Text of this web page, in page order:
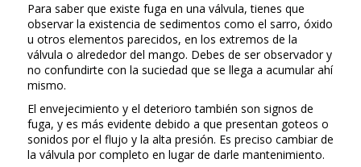
Para saber que existe fuga en una válvula, tienes que
observar la existencia de sedimentos como el sarro, óxido
u otros elementos parecidos, en los extremos de la
válvula o alrededor del mango. Debes de ser observador y
no confundirte con la suciedad que se llega a acumular ahí
mismo.
El envejecimiento y el deterioro también son signos de
fuga, y es más evidente debido a que presentan goteos o
sonidos por el flujo y la alta presión. Es preciso cambiar de
la válvula por completo en lugar de darle mantenimiento.